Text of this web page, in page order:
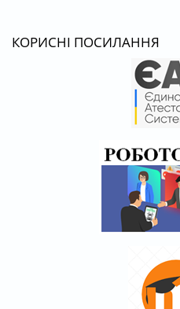
КОРИСНІ ПОСИЛАННЯ